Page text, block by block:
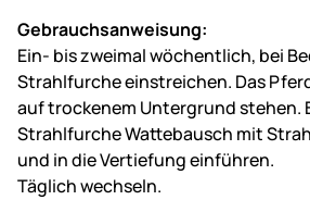
Gebrauchsanweisung:
Ein- bis zweimal wöchentlich, bei
Strahlfurche einstreichen. Das
auf trockenem Untergrund stehen.
Strahlfurche Wattebausch mit
und in die Vertiefung einführen.
Täglich wechseln.